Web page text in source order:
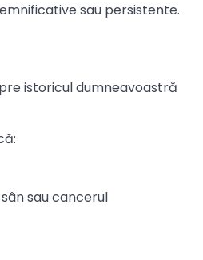
sau persistente.
istoricul dumneavoastră
sau cancerul